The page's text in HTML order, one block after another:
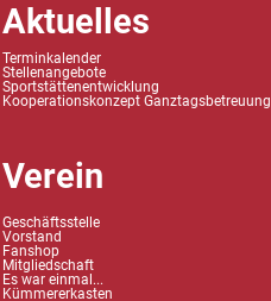
Aktuelles
Terminkalender
Stellenangebote
Sportstättenentwicklung
Kooperationskonzept Ganztagsbetreuung
Verein
Geschäftsstelle
Vorstand
Fanshop
Mitgliedschaft
Es war einmal...
Kümmererkasten